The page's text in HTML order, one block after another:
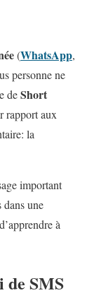
(WhatsApp,
personne ne
deShort
rapport aux
la
important
une
à
de SMS